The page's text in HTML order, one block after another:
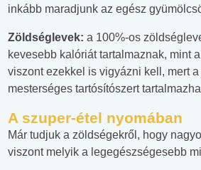
inkább maradjunk az egész
Zöldséglevek: a 100%-os
kevesebb kalóriát tartalmaznak, mint
viszont ezekkel is vigyázni kell, mert
mesterséges tartósítószert
A szuper-étel nyomában
Már tudjuk a zöldségekről, hogy
viszont melyik a legegészségesebb